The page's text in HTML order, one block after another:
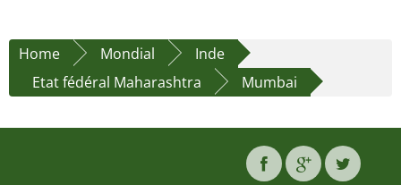
Home Mondial
Inde
Etat fédéral Maharashtra
Mumbai